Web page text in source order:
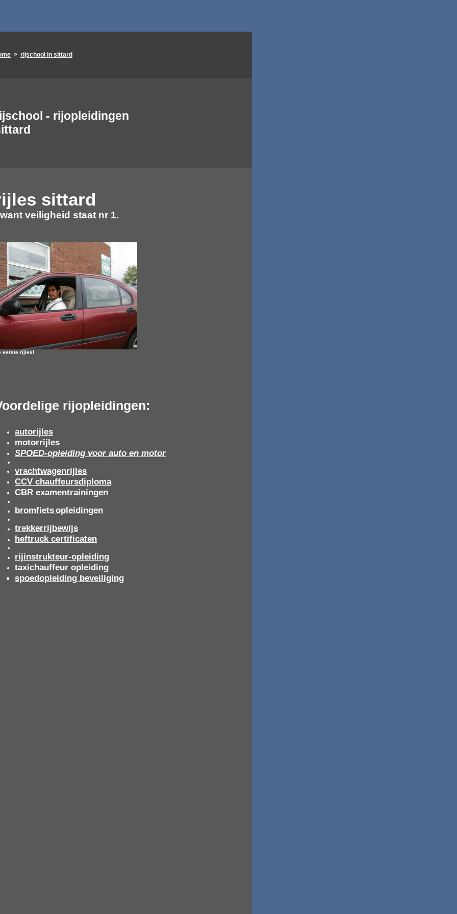
> rijschool in sittard
- rijopleidingen
sittard
veiligheid staat nr 1.
eerste rijles!
rijopleidingen:
autorijles
motorrijles
SPOED-opleiding voor auto en motor
vrachtwagenrijles
CCV chauffeursdiploma
CBR examentrainingen
bromfietsopleidingen
trekkerrijbewijs
heftruck certificaten
rijinstrukteur-opleiding
taxichauffeur opleiding
spoedopleiding beveiliging